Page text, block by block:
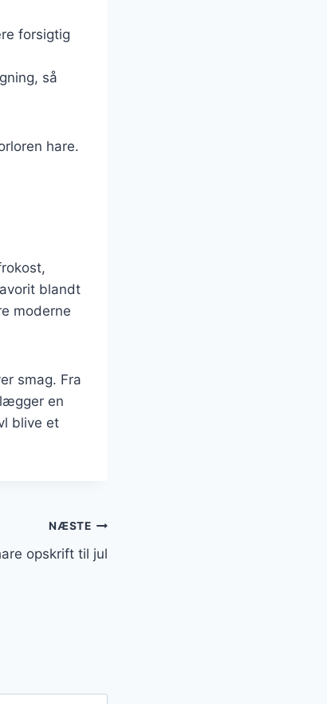
forsigtig
så
hare.
blandt
moderne
smag. Fra
en
blive et
NÆSTE
opskrift til jul